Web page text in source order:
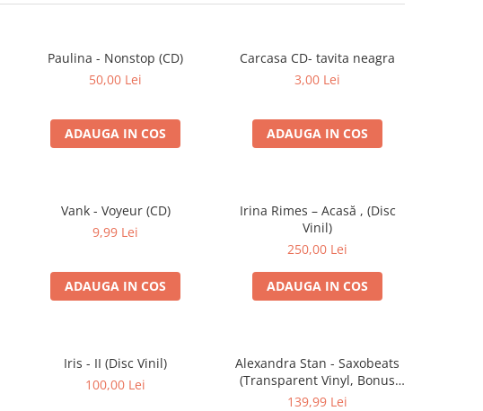
Paulina - Nonstop (CD)
50,00 Lei
ADAUGA IN COS
Carcasa CD- tavita neagra
3,00 Lei
ADAUGA IN COS
Vank - Voyeur (CD)
9,99 Lei
ADAUGA IN COS
Irina Rimes – Acasă , (Disc
Vinil)
250,00 Lei
ADAUGA IN COS
Iris - II (Disc Vinil)
100,00 Lei
Alexandra Stan - Saxobeats
(Transparent Vinyl, Bonus
Tracks) ) (Disc Vinil)
139,99 Lei